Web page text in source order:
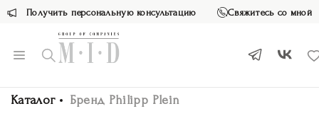
Получить персональную консультацию Свяжитесь со мной
Каталог Бренд Philipp Plein